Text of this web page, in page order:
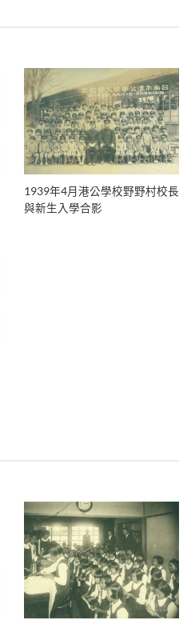
1939年4月港公學校野野村校長
與新生入學合影